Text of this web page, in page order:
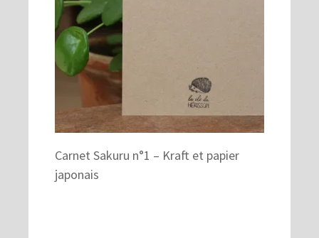
Carnet Sakuru n°1 – Kraft et papier
japonais